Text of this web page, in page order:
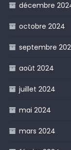
décembre
octobre 2024
septembre
août 2024
juillet 2024
mai 2024
mars 2024